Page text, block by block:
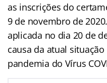
as inscrições do
9 de novembro de
aplicada no dia 20 de
causa da atual
pandemia do Vírus